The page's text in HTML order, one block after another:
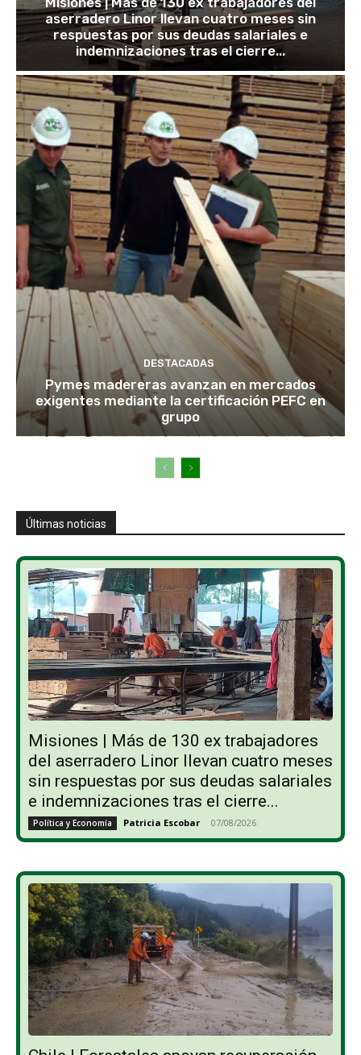
aserradero Linor llevan cuatro meses sin
respuestas por sus deudas salariales e
indemnizaciones tras el cierre...
DESTACADAS
Pymes madereras avanzan en mercados
exigentes mediante la certificación PEFC en
grupo
Últimas noticias
Misiones | Más de 130 ex trabajadores
del aserradero Linor llevan cuatro meses
sin respuestas por sus deudas salariales
e indemnizaciones tras el cierre...
Política y Economía Patricia Escobar - 07/08/2026